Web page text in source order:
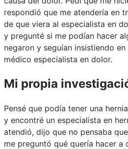
respondió que me atendería en
de que viera al especialista en
y pregunté si me podían hacer
negaron y seguían insistiendo
médico especialista en dolor.
Mi propia
Pensé que podía tener una
y encontré un especialista en
atendió, dijo que no pensaba
me preguntó qué quería hacer a